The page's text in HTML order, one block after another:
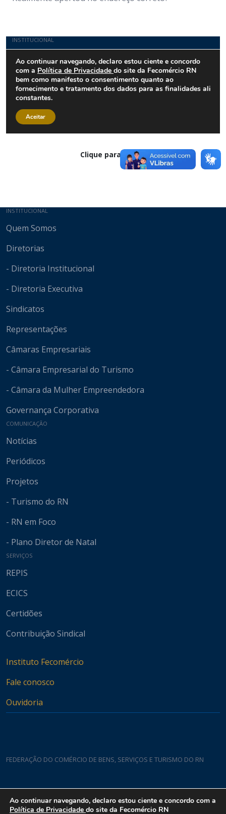
Clique para baixar
Mapa do site
INSTITUCIONAL
Quem Somos
Diretorias
- Diretoria Institucional
- Diretoria Executiva
Sindicatos
Representações
Câmaras Empresariais
- Câmara Empresarial do Turismo
- Câmara da Mulher Empreendedora
Governança Corporativa
COMUNICAÇÃO
Notícias
Periódicos
Projetos
- Turismo do RN
- RN em Foco
- Plano Diretor de Natal
SERVIÇOS
REPIS
ECICS
Certidões
Contribuição Sindical
Instituto Fecomércio
Fale conosco
Ouvidoria
FEDERAÇÃO DO COMÉRCIO DE BENS, SERVIÇOS E TURISMO DO RN
Rua Padre João Damasceno, 1935 - Lagoa Nova CEP 59075-760
Ao continuar navegando, declaro estou ciente e concordo com a
Política de Privacidade do site da Fecomércio RN